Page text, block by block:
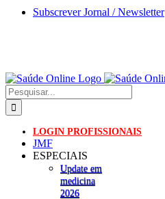
Skip
Subscrever Jornal / Newsletter
Pesquisar
LOGIN PROFISSIONAIS
JMF
ESPECIAIS
Update em
medicina
2026